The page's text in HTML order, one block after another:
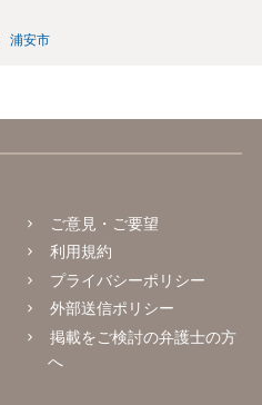
浦安市
ご意見・ご要望
利用規約
プライバシーポリシー
外部送信ポリシー
掲載をご検討の弁護士の方
へ